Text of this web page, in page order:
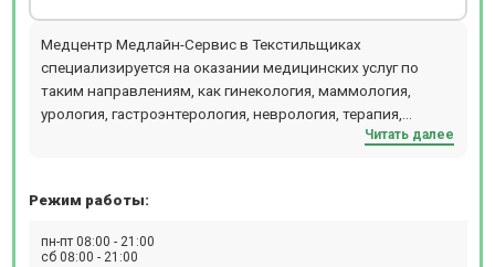
Медцентр Медлайн-Сервис в Текстильщиках
специализируется на оказании медицинских услуг по
таким направлениям, как гинекология, маммология,
урология, гастроэнтерология, неврология, терапия,
эндокринология. В клинике можно сдать все виды
работает без выходных.
Читать далее
Режим работы:
пн-пт 08:00 - 21:00
сб 08:00 - 21:00